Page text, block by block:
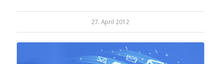
27. April 2012